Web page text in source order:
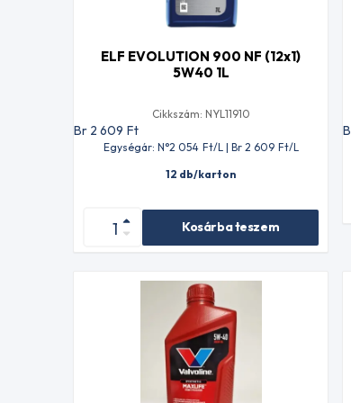
ELF EVOLUTION 900 NF (12x1)
5W40 1L
Cikkszám: NYL11910
Br 2 609 Ft
Egységár: N°2 054 Ft/L | Br 2 609 Ft/L
12 db/karton
Kosárba teszem